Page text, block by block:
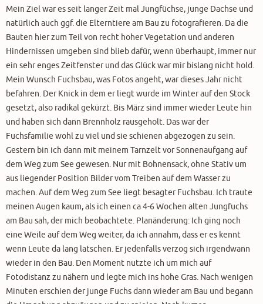
Mein Ziel war es seit langer Zeit mal Jungfüchse, junge Dachse und
natürlich auch ggf. die Elterntiere am Bau zu fotografieren. Da die
Bauten hier zum Teil von recht hoher Vegetation und anderen
Hindernissen umgeben sind blieb dafür, wenn überhaupt, immer nur
ein sehr enges Zeitfenster und das Glück war mir bislang nicht hold.
Mein Wunsch Fuchsbau, was Fotos angeht, war dieses Jahr nicht
befahren. Der Knick in dem er liegt wurde im Winter auf den Stock
gesetzt, also radikal gekürzt. Bis März sind immer wieder Leute hin
und haben sich dann Brennholz rausgeholt. Das war der
Fuchsfamilie wohl zu viel und sie schienen abgezogen zu sein.
Gestern bin ich dann mit meinem Tarnzelt vor Sonnenaufgang auf
dem Weg zum See gewesen. Nur mit Bohnensack, ohne Stativ um
aus liegender Position Bilder vom Treiben auf dem Wasser zu
machen. Auf dem Weg zum See liegt besagter Fuchsbau. Ich traute
meinen Augen kaum, als ich einen ca 4-6 Wochen alten Jungfuchs
am Bau sah, der mich beobachtete. Planänderung: Ich ging noch
eine Weile auf dem Weg weiter, da ich annahm, dass er es kennt
wenn Leute da lang latschen. Er jedenfalls verzog sich irgendwann
wieder in den Bau. Den Moment nutzte ich um mich auf
Fotodistanz zu nähern und legte mich ins hohe Gras. Nach wenigen
Minuten erschien der junge Fuchs dann wieder am Bau und begann